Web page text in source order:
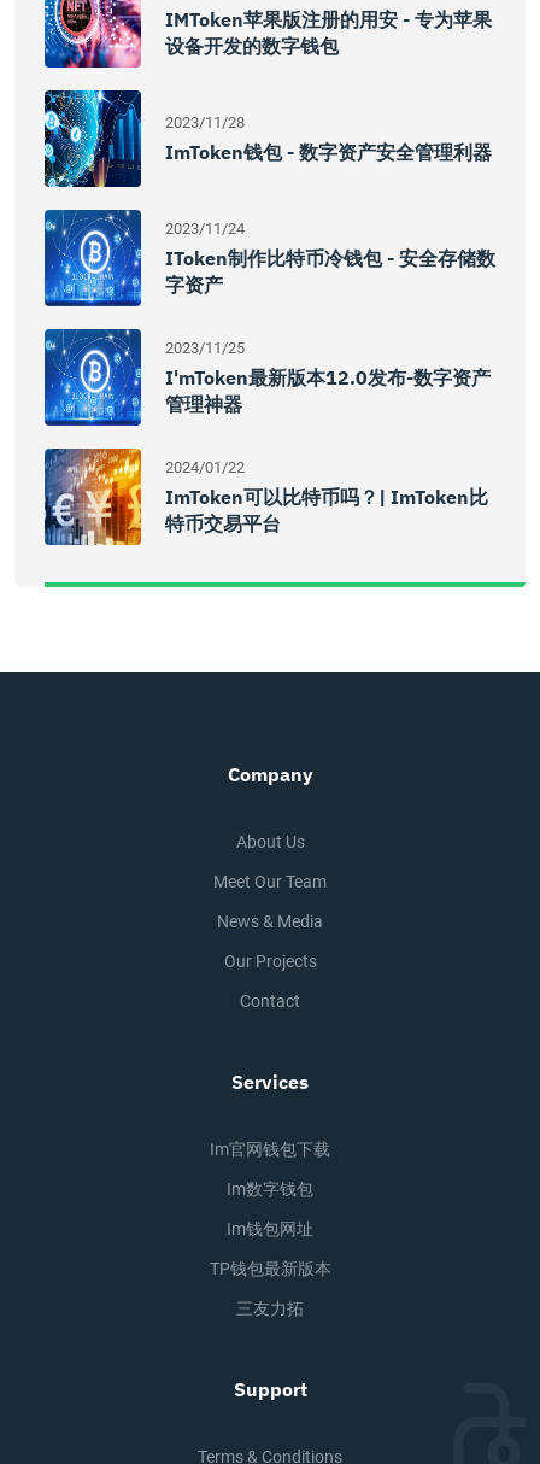
IMToken苹果版注册的用安 - 专为苹果
设备开发的数字钱包
2023/11/28
ImToken钱包 - 数字资产安全管理利器
2023/11/24
IToken制作比特币冷钱包 - 安全存储数
字资产
2023/11/25
I'mToken最新版本12.0发布-数字资产
管理神器
2024/01/22
ImToken可以比特币吗？| ImToken比
特币交易平台
Company
About Us
Meet Our Team
News & Media
Our Projects
Contact
Services
Im官网钱包下载
Im数字钱包
Im钱包网址
TP钱包最新版本
三友力拓
Support
Terms & Conditions